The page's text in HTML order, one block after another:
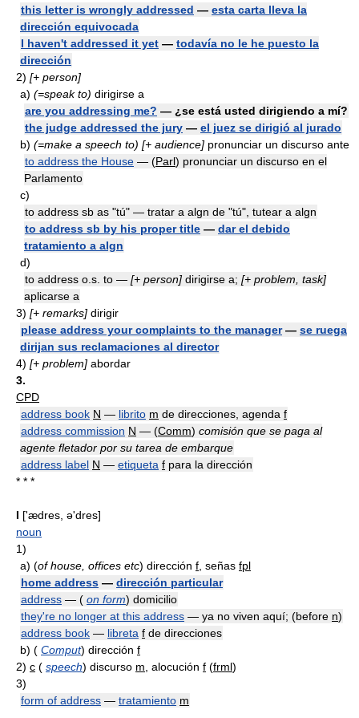
this letter is wrongly addressed — esta carta lleva la
dirección equivocada
I haven't addressed it yet — todavía no le he puesto la
dirección
2) [+ person]
a) (=speak to) dirigirse a
are you addressing me? — ¿se está usted dirigiendo a mí?
the judge addressed the jury — el juez se dirigió al jurado
b) (=make a speech to) [+ audience] pronunciar un discurso ante
to address the House — (Parl) pronunciar un discurso en el
Parlamento
c)
to address sb as "tú" — tratar a algn de "tú", tutear a algn
to address sb by his proper title — dar el debido
tratamiento a algn
d)
to address o.s. to — [+ person] dirigirse a; [+ problem, task]
aplicarse a
3) [+ remarks] dirigir
please address your complaints to the manager— se ruega
dirijan sus reclamaciones al director
4) [+ problem] abordar
3.
CPD
address book N — librito m de direcciones, agenda f
address commission N — (Comm) comisión que se paga al
agente fletador por su tarea de embarque
address label N — etiqueta f para la dirección
* * *
I ['ædres, ə'dres]
noun
1)
a) (of house, offices etc) dirección f , señas fpl
home address — dirección particular
address — ( on form) domicilio
they're no longer at this address — ya no viven aquí; (before n)
address book — libreta f de direcciones
b) ( Comput) dirección f
2) c ( speech) discurso m , alocución f (frml)
3)
form of address — tratamiento m